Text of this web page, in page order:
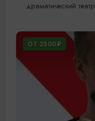
драматический театр
ОТ 2500₽